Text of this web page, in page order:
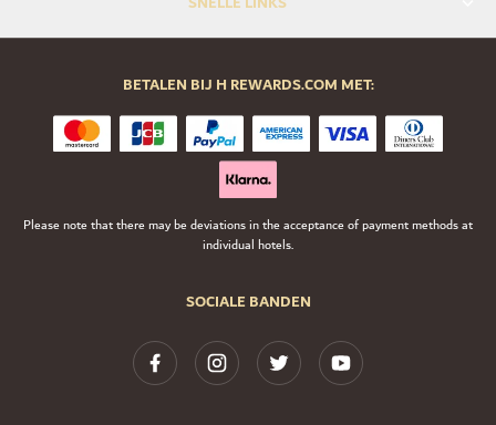
SOCIALE BANDEN
BETALEN BIJ H REWARDS.COM MET:
Please note that there may be deviations in the acceptance of payment methods at
individual hotels.